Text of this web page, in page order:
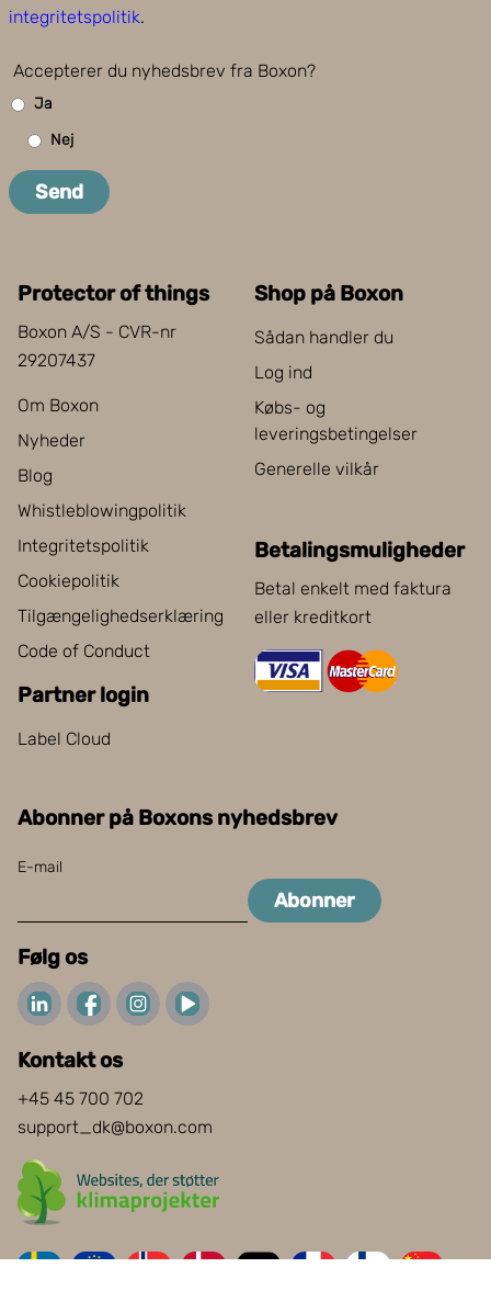
integritetspolitik.
Accepterer du nyhedsbrev fra Boxon?
Ja
Nej
Send
Protector of things
Boxon A/S - CVR-nr
29207437
Om Boxon
Nyheder
Blog
Whistleblowingpolitik
Integritetspolitik
Cookiepolitik
Tilgængelighedserklæring
Code of Conduct
Partner login
Label Cloud
Shop på Boxon
Sådan handler du
Log ind
Købs- og
leveringsbetingelser
Generelle vilkår
Betalingsmuligheder
Betal enkelt med faktura
eller kreditkort
Abonner på Boxons nyhedsbrev
E-mail
Abonner
Følg os
Kontakt os
+45 45 700 702
support_dk@boxon.com